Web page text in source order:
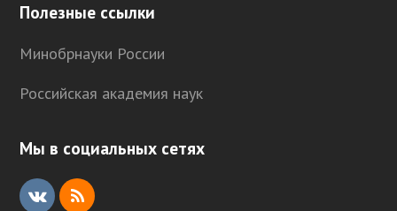
Полезные ссылки
Минобрнауки России
Российская академия наук
Мы в социальных сетях
V R